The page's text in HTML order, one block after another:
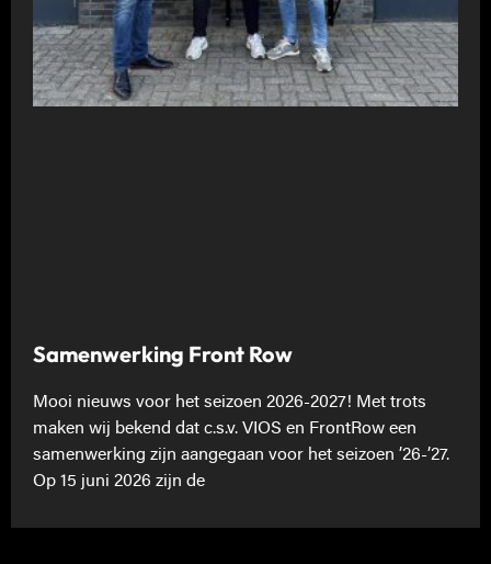
Samenwerking Front Row
Mooi nieuws voor het seizoen 2026-2027! Met trots
maken wij bekend dat c.s.v. VIOS en FrontRow een
samenwerking zijn aangegaan voor het seizoen ’26-’27.
Op 15 juni 2026 zijn de